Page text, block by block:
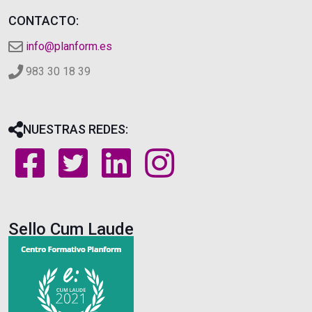
CONTACTO:
info@planform.es
983 30 18 39
NUESTRAS REDES:
Sello Cum Laude